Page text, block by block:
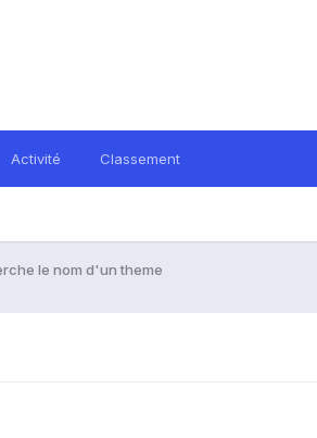
Activité Classement
le nom d'un theme